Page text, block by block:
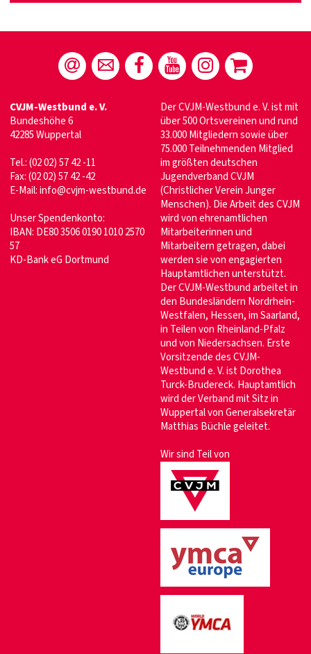
CVJM-Westbund e. V.
Bundeshöhe 6
42285 Wuppertal
Tel.: (02 02) 57 42 -11
Fax: (02 02) 57 42 -42
E-Mail:info@cvjm-westbund.de
Unser Spendenkonto:
IBAN: DE80 3506 0190 1010 2570
57
KD-Bank eG Dortmund
Der CVJM-Westbund e. V. ist mit
über 500 Ortsvereinen und rund
33.000 Mitgliedern sowie über
75.000 Teilnehmenden Mitglied
im größten deutschen
Jugendverband CVJM
(Christlicher Verein Junger
Menschen). Die Arbeit des CVJM
wird von ehrenamtlichen
Mitarbeiterinnen und
Mitarbeitern getragen, dabei
werden sie von engagierten
Hauptamtlichen unterstützt.
Der CVJM-Westbund arbeitet in
den Bundesländern Nordrhein-
Westfalen, Hessen, im Saarland,
in Teilen von Rheinland-Pfalz
und von Niedersachsen. Erste
Vorsitzende des CVJM-
Westbund e. V. ist Dorothea
Turck-Brudereck. Hauptamtlich
wird der Verband mit Sitz in
Wuppertal von Generalsekretär
Matthias Büchle geleitet.
Wir sind Teil von